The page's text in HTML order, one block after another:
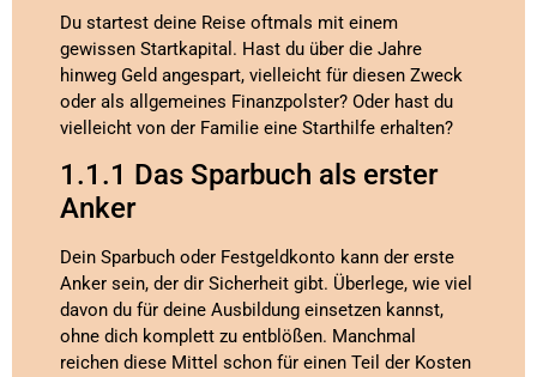
Du startest deine Reise oftmals mit einem
gewissen Startkapital. Hast du über die Jahre
hinweg Geld angespart, vielleicht für diesen Zweck
oder als allgemeines Finanzpolster? Oder hast du
vielleicht von der Familie eine Starthilfe erhalten?
1.1.1 Das Sparbuch als erster
Anker
Dein Sparbuch oder Festgeldkonto kann der erste
Anker sein, der dir Sicherheit gibt. Überlege, wie viel
davon du für deine Ausbildung einsetzen kannst,
ohne dich komplett zu entblößen. Manchmal
reichen diese Mittel schon für einen Teil der Kosten